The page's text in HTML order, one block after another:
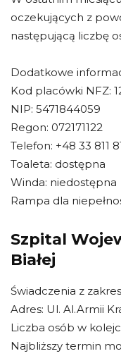
oczekujących z
następującą liczbę
Dodatkowe
Kod placówki NFZ:
NIP: 5471844059
Regon: 072171122
Telefon: +48 33 811
Toaleta: dostępna
Winda: niedostępna
Rampa dla
Szpital
Białej
Świadczenia z
Adres: Ul. Al.Armii
Liczba osób w
Najbliższy termin